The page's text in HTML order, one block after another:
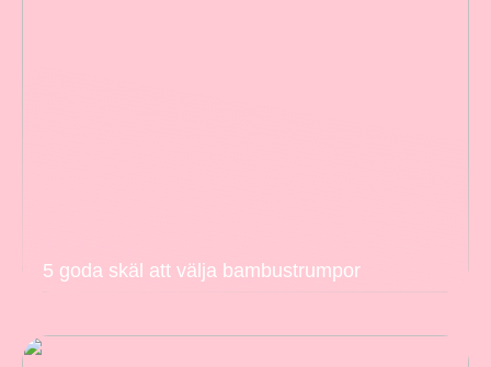
5 goda skäl att välja bambustrumpor